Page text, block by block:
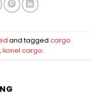
and tagged cargo
, lionel cargo.